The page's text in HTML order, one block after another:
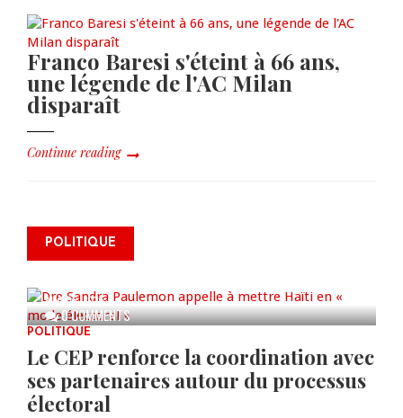
Franco Baresi s'éteint à 66 ans,
une légende de l'AC Milan
disparaît
Continue reading
POLITIQUE
0 COMMENTS
mettre Haïti en « mode électoral
» à travers une vaste campagne
AUG 06, 2026
POLITIQUE
Le CEP renforce la coordination avec
ses partenaires autour du processus
électoral